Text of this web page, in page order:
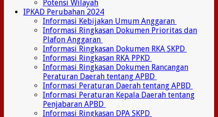
Potensi Wilayah
IPKAD Perubahan 2024
Informasi Kebijakan Umum Anggaran
Informasi Ringkasan Dokumen Prioritas dan
Plafon Anggaran
Informasi Ringkasan Dokumen RKA SKPD
Informasi Ringkasan RKA PPKD
Informasi Ringkasan Dokumen Rancangan
Peraturan Daerah tentang APBD
Informasi Peraturan Daerah tentang APBD
Informasi Peraturan Kepala Daerah tentang
Penjabaran APBD
Informasi Ringkasan DPA SKPD